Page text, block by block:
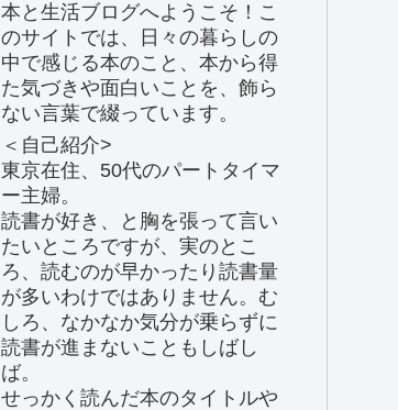
本と生活ブログへようこそ！こ
のサイトでは、日々の暮らしの
中で感じる本のこと、本から得
た気づきや面白いことを、飾ら
ない言葉で綴っています。
＜自己紹介>
東京在住、50代のパートタイマ
ー主婦。
読書が好き、と胸を張って言い
たいところですが、実のとこ
ろ、読むのが早かったり読書量
が多いわけではありません。む
しろ、なかなか気分が乗らずに
読書が進まないこともしばし
ば。
せっかく読んだ本のタイトルや